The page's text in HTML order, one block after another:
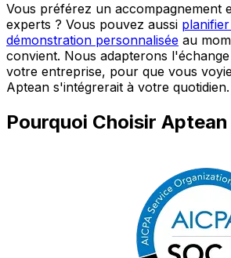
Vous préférez un accompagnement
experts ? Vous pouvez aussi
démonstration personnalisée au
convient. Nous adapterons
votre entreprise, pour que vous
Aptean s'intégrerait à votre quotidien.
Pourquoi Choisir Aptean